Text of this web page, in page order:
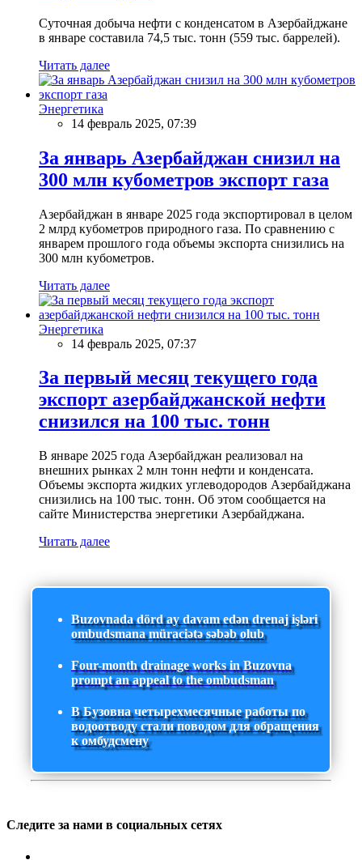
Суточная добыча нефти с конденсатом в Азербайджане
в январе составила 74,5 тыс. тонн (559 тыс. баррелей).
Читать далее
Энергетика
14 февраль 2025, 07:39
За январь Азербайджан снизил на
300 млн кубометров экспорт газа
Азербайджан в январе 2025 года экспортировал в целом
2 млрд кубометров природного газа. По сравнению с
январем прошлого года объемы экспорта снизились на
300 млн кубометров.
Читать далее
Энергетика
14 февраль 2025, 07:37
За первый месяц текущего года
экспорт азербайджанской нефти
снизился на 100 тыс. тонн
В январе 2025 года Азербайджан реализовал на
внешних рынках 2 млн тонн нефти и конденсата.
Объемы экспорта жидких углеводородов Азербайджана
снизились на 100 тыс. тонн. Об этом сообщается на
сайте Министерства энергетики Азербайджана.
Читать далее
Buzovnada dörd ay davam edən drenaj işləri
ombudsmana müraciətə səbəb olub
Four-month drainage works in Buzovna
prompt an appeal to the ombudsman
В Бузовна четырехмесячные работы по
водоотводу стали поводом для обращения
к омбудсмену
Следите за нами в социальных сетях